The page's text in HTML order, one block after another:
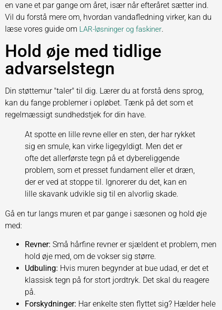
en vane et par gange om året, især når efteråret sætter ind.
Vil du forstå mere om, hvordan vandafledning virker, kan du
læse vores guide om LAR-løsninger og faskiner.
Hold øje med tidlige
advarselstegn
Din støttemur "taler" til dig. Lærer du at forstå dens sprog,
kan du fange problemer i opløbet. Tænk på det som et
regelmæssigt sundhedstjek for din have.
At spotte en lille revne eller en sten, der har rykket
sig en smule, kan virke ligegyldigt. Men det er
ofte det allerførste tegn på et dybereliggende
problem, som et presset fundament eller et dræn,
der er ved at stoppe til. Ignorerer du det, kan en
lille skavank udvikle sig til en alvorlig skade.
Gå en tur langs muren et par gange i sæsonen og hold øje
med:
Revner: Små hårfine revner er sjældent et problem, men
hold øje med, om de vokser sig større.
Udbuling: Hvis muren begynder at bue udad, er det et
klassisk tegn på for stort jordtryk. Det skal du reagere
på.
Forskydninger: Har enkelte sten flyttet sig? Hælder hele